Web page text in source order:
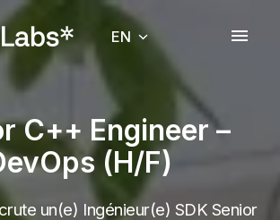
EN
C++ Engineer –
(H/F)
un(e) Ingénieur(e) SDK Senior